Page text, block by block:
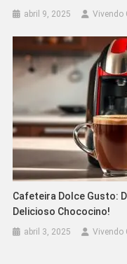
abril 9, 2025 Vivendo
Cafeteira Dolce Gusto:
Delicioso Chococino!
abril 3, 2025 Vivendo